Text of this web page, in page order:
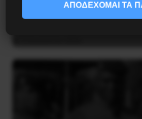
Το ΑΙ βαθαίνει την Κρίση
ΑΠΟΔΕΧΟΜΑΙ ΤΑ